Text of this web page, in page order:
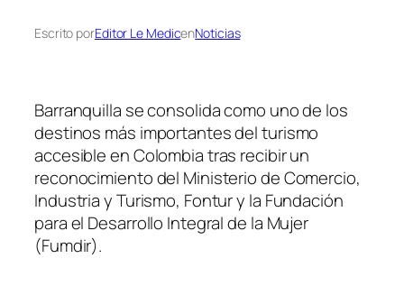
Escrito porEditor Le MedicenNoticias
Barranquilla se consolida como uno de los
destinos más importantes del turismo
accesible en Colombia tras recibir un
reconocimiento del Ministerio de Comercio,
Industria y Turismo, Fontur y la Fundación
para el Desarrollo Integral de la Mujer
(Fumdir).